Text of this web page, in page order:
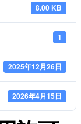
問
8.00 KB
1
2025年12月26日
2026年4月15日